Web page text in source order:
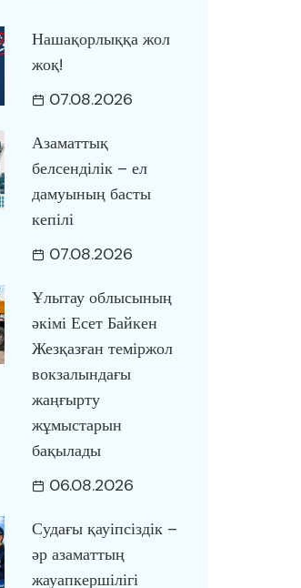
Нашақорлыққа жол
жоқ!
07.08.2026
Азаматтық
белсенділік – ел
дамуының басты
кепілі
07.08.2026
Ұлытау облысының
әкімі Есет Байкен
Жезқазған теміржол
вокзалындағы
жаңғырту
жұмыстарын
бақылады
06.08.2026
Судағы қауіпсіздік –
әр азаматтың
жауапкершілігі